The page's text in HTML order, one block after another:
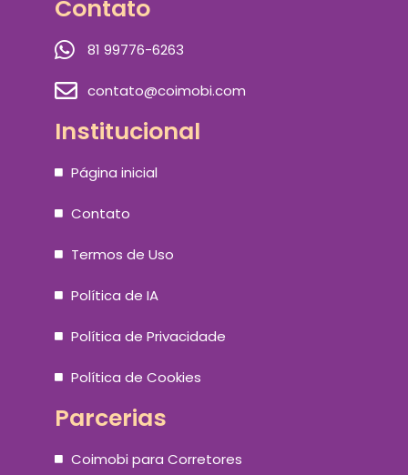
Contato
81 99776-6263
contato@coimobi.com
Institucional
Página inicial
Contato
Termos de Uso
Política de IA
Política de Privacidade
Política de Cookies
Parcerias
Coimobi para Corretores